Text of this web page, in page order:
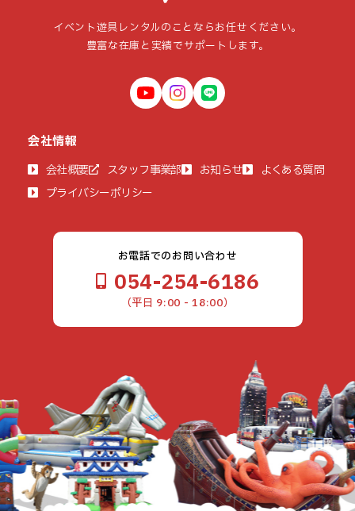
イベント遊具レンタルのことならお任せください。
豊富な在庫と実績でサポートします。
会社情報
会社概要 スタッフ事業部 お知らせ
よくある質問
プライバシーポリシー
お電話でのお問い合わせ
054-254-6186
（平日 9:00 - 18:00）